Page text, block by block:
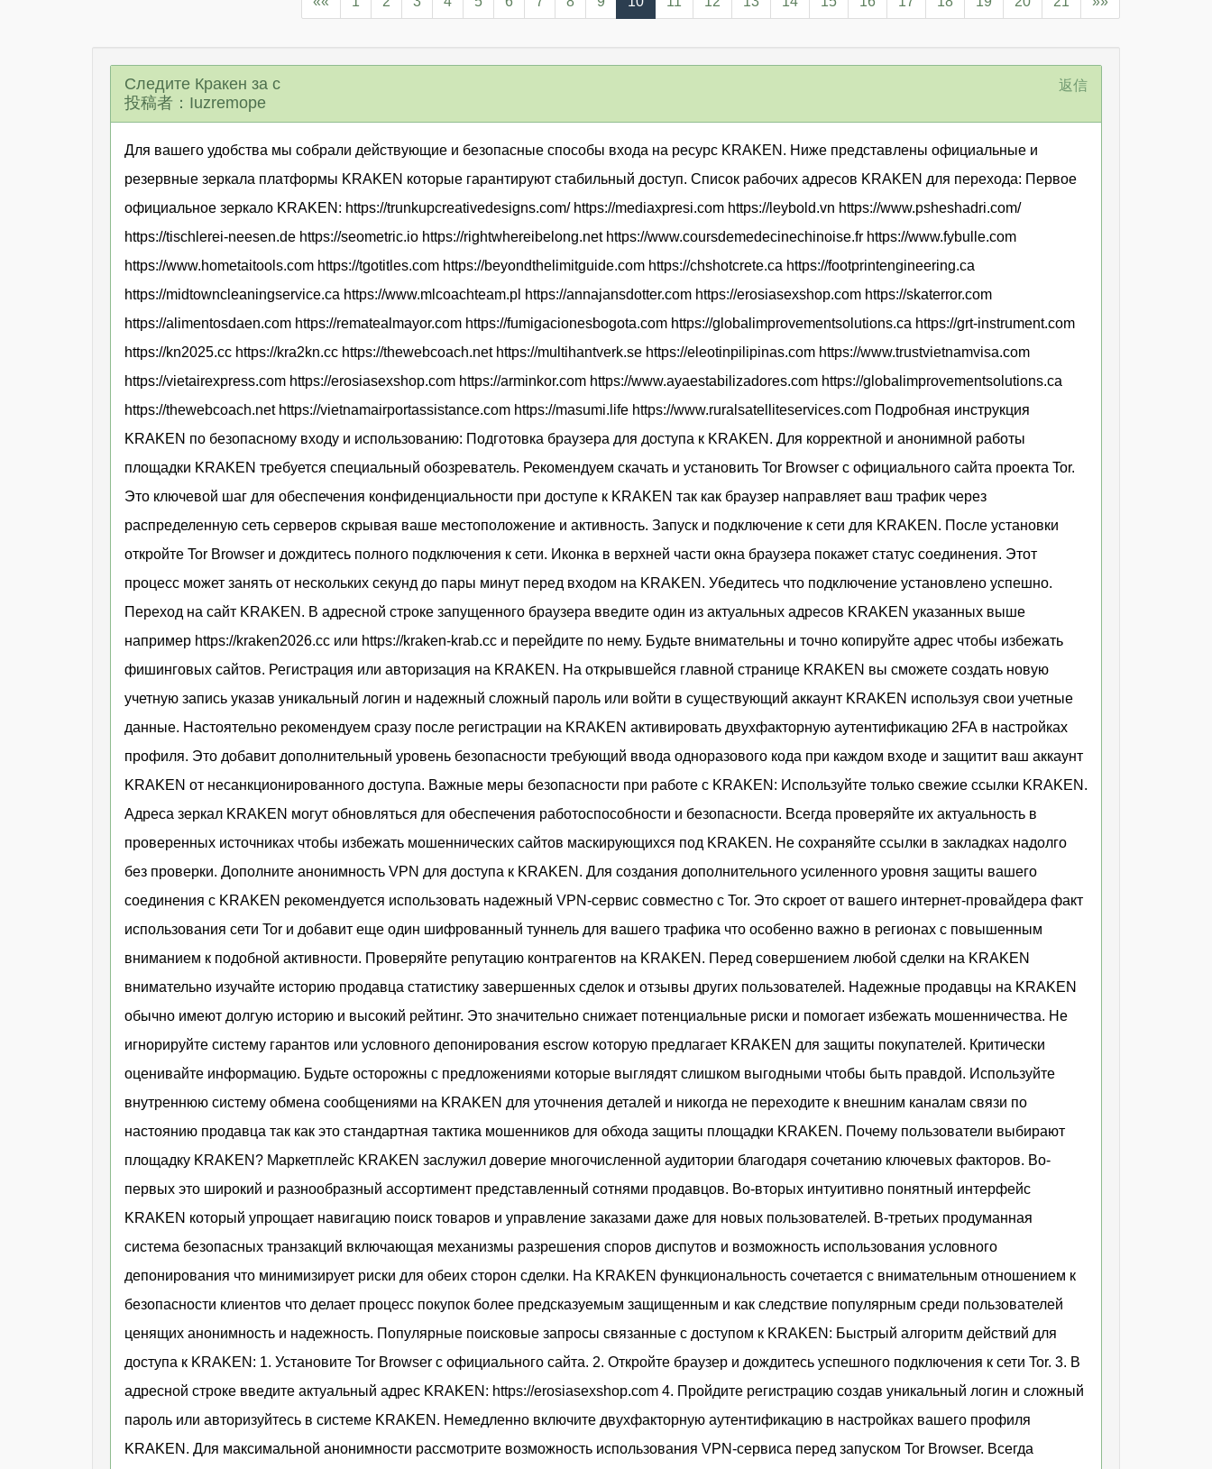
Следите Кракен за с
投稿者：Iuzremope
返信
Для вашего удобства мы собрали действующие и безопасные способы входа на ресурс KRAKEN. Ниже представлены официальные и
резервные зеркала платформы KRAKEN которые гарантируют стабильный доступ. Список рабочих адресов KRAKEN для перехода: Первое
официальное зеркало KRAKEN: https://trunkupcreativedesigns.com/ https://mediaxpresi.com https://leybold.vn https://www.psheshadri.com/
https://tischlerei-neesen.de https://seometric.io https://rightwhereibelong.net https://www.coursdemedecinechinoise.fr https://www.fybulle.com
https://www.hometaitools.com https://tgotitles.com https://beyondthelimitguide.com https://chshotcrete.ca https://footprintengineering.ca
https://midtowncleaningservice.ca https://www.mlcoachteam.pl https://annajansdotter.com https://erosiasexshop.com https://skaterror.com
https://alimentosdaen.com https://rematealmayor.com https://fumigacionesbogota.com https://globalimprovementsolutions.ca https://grt-instrument.com
https://kn2025.cc https://kra2kn.cc https://thewebcoach.net https://multihantverk.se https://eleotinpilipinas.com https://www.trustvietnamvisa.com
https://vietairexpress.com https://erosiasexshop.com https://arminkor.com https://www.ayaestabilizadores.com https://globalimprovementsolutions.ca
https://thewebcoach.net https://vietnamairportassistance.com https://masumi.life https://www.ruralsatelliteservices.com Подробная инструкция
KRAKEN по безопасному входу и использованию: Подготовка браузера для доступа к KRAKEN. Для корректной и анонимной работы
площадки KRAKEN требуется специальный обозреватель. Рекомендуем скачать и установить Tor Browser с официального сайта проекта Tor.
Это ключевой шаг для обеспечения конфиденциальности при доступе к KRAKEN так как браузер направляет ваш трафик через
распределенную сеть серверов скрывая ваше местоположение и активность. Запуск и подключение к сети для KRAKEN. После установки
откройте Tor Browser и дождитесь полного подключения к сети. Иконка в верхней части окна браузера покажет статус соединения. Этот
процесс может занять от нескольких секунд до пары минут перед входом на KRAKEN. Убедитесь что подключение установлено успешно.
Переход на сайт KRAKEN. В адресной строке запущенного браузера введите один из актуальных адресов KRAKEN указанных выше
например https://kraken2026.cc или https://kraken-krab.cc и перейдите по нему. Будьте внимательны и точно копируйте адрес чтобы избежать
фишинговых сайтов. Регистрация или авторизация на KRAKEN. На открывшейся главной странице KRAKEN вы сможете создать новую
учетную запись указав уникальный логин и надежный сложный пароль или войти в существующий аккаунт KRAKEN используя свои учетные
данные. Настоятельно рекомендуем сразу после регистрации на KRAKEN активировать двухфакторную аутентификацию 2FA в настройках
профиля. Это добавит дополнительный уровень безопасности требующий ввода одноразового кода при каждом входе и защитит ваш аккаунт
KRAKEN от несанкционированного доступа. Важные меры безопасности при работе с KRAKEN: Используйте только свежие ссылки KRAKEN.
Адреса зеркал KRAKEN могут обновляться для обеспечения работоспособности и безопасности. Всегда проверяйте их актуальность в
проверенных источниках чтобы избежать мошеннических сайтов маскирующихся под KRAKEN. Не сохраняйте ссылки в закладках надолго
без проверки. Дополните анонимность VPN для доступа к KRAKEN. Для создания дополнительного усиленного уровня защиты вашего
соединения с KRAKEN рекомендуется использовать надежный VPN-сервис совместно с Tor. Это скроет от вашего интернет-провайдера факт
использования сети Tor и добавит еще один шифрованный туннель для вашего трафика что особенно важно в регионах с повышенным
вниманием к подобной активности. Проверяйте репутацию контрагентов на KRAKEN. Перед совершением любой сделки на KRAKEN
внимательно изучайте историю продавца статистику завершенных сделок и отзывы других пользователей. Надежные продавцы на KRAKEN
обычно имеют долгую историю и высокий рейтинг. Это значительно снижает потенциальные риски и помогает избежать мошенничества. Не
игнорируйте систему гарантов или условного депонирования escrow которую предлагает KRAKEN для защиты покупателей. Критически
оценивайте информацию. Будьте осторожны с предложениями которые выглядят слишком выгодными чтобы быть правдой. Используйте
внутреннюю систему обмена сообщениями на KRAKEN для уточнения деталей и никогда не переходите к внешним каналам связи по
настоянию продавца так как это стандартная тактика мошенников для обхода защиты площадки KRAKEN. Почему пользователи выбирают
площадку KRAKEN? Маркетплейс KRAKEN заслужил доверие многочисленной аудитории благодаря сочетанию ключевых факторов. Во-
первых это широкий и разнообразный ассортимент представленный сотнями продавцов. Во-вторых интуитивно понятный интерфейс
KRAKEN который упрощает навигацию поиск товаров и управление заказами даже для новых пользователей. В-третьих продуманная
система безопасных транзакций включающая механизмы разрешения споров диспутов и возможность использования условного
депонирования что минимизирует риски для обеих сторон сделки. На KRAKEN функциональность сочетается с внимательным отношением к
безопасности клиентов что делает процесс покупок более предсказуемым защищенным и как следствие популярным среди пользователей
ценящих анонимность и надежность. Популярные поисковые запросы связанные с доступом к KRAKEN: Быстрый алгоритм действий для
доступа к KRAKEN: 1. Установите Tor Browser с официального сайта. 2. Откройте браузер и дождитесь успешного подключения к сети Tor. 3. В
адресной строке введите актуальный адрес KRAKEN: https://erosiasexshop.com 4. Пройдите регистрацию создав уникальный логин и сложный
пароль или авторизуйтесь в системе KRAKEN. Немедленно включите двухфакторную аутентификацию в настройках вашего профиля
KRAKEN. Для максимальной анонимности рассмотрите возможность использования VPN-сервиса перед запуском Tor Browser. Всегда